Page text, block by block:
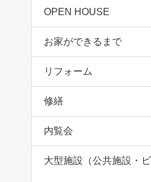
OPEN HOUSE
お家ができるまで
リフォーム
修繕
内覧会
大型施設（公共施設・ビ